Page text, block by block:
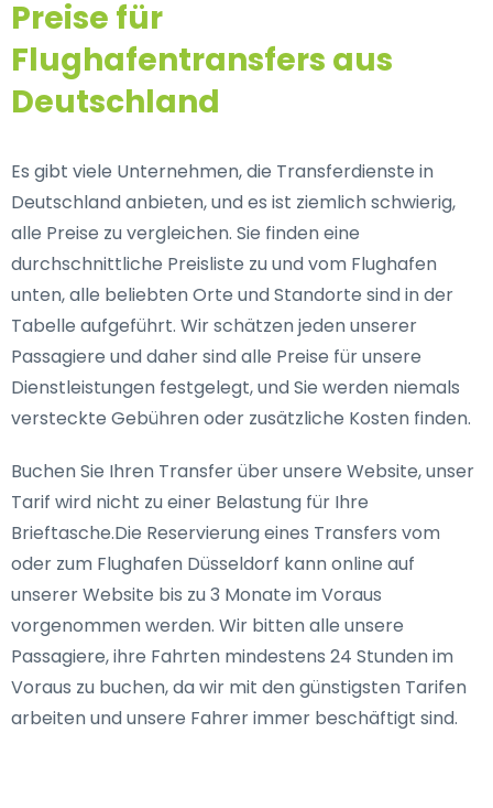
Preise für
Flughafentransfers aus
Deutschland
Es gibt viele Unternehmen, die Transferdienste in
Deutschland anbieten, und es ist ziemlich schwierig,
alle Preise zu vergleichen. Sie finden eine
durchschnittliche Preisliste zu und vom Flughafen
unten, alle beliebten Orte und Standorte sind in der
Tabelle aufgeführt. Wir schätzen jeden unserer
Passagiere und daher sind alle Preise für unsere
Dienstleistungen festgelegt, und Sie werden niemals
versteckte Gebühren oder zusätzliche Kosten finden.
Buchen Sie Ihren Transfer über unsere Website, unser
Tarif wird nicht zu einer Belastung für Ihre
Brieftasche.Die Reservierung eines Transfers vom
oder zum Flughafen Düsseldorf kann online auf
unserer Website bis zu 3 Monate im Voraus
vorgenommen werden. Wir bitten alle unsere
Passagiere, ihre Fahrten mindestens 24 Stunden im
Voraus zu buchen, da wir mit den günstigsten Tarifen
arbeiten und unsere Fahrer immer beschäftigt sind.